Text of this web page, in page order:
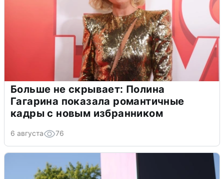
Больше не скрывает: Полина
Гагарина показала романтичные
кадры с новым избранником
6 августа 76